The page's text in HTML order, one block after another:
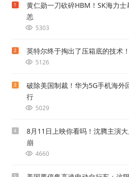
1
黄仁勋一刀砍碎HBM！SK海力
恙
5303
2 英特尔终于掏出了压箱底的技术
5126
3
破除美国制裁！华为5G手机海外
行
5029
4
8月11日上映你看吗！沈腾主演
崩
4660